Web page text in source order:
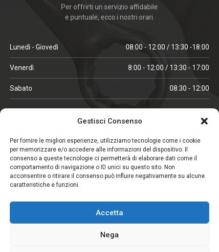
Gestisci Consenso
Per fornire le migliori esperienze, utilizziamo tecnologie come i cookie
per memorizzare e/o accedere alle informazioni del dispositivo. Il
consenso a queste tecnologie ci permetterà di elaborare dati come il
comportamento di navigazione o ID unici su questo sito. Non
acconsentire o ritirare il consenso può influire negativamente su alcune
caratteristiche e funzioni.
Accetta
Nega
Per offrirti un servizio affidabile
e puntuale, ecco i nostri orari.
Lunedì - Giovedì 08:00 - 12:00 / 13:30 -18:00
Venerdì 8:00 - 12:00 / 13:30 - 17:00
Sabato 08:30 - 12:00
ORARI IN ALTA STAGIONE
Lunedì - Venerdì 08:00 - 12:00 / 13:30 -18:00
Sabato 08:00 - 12:00
CHIUSO IL SABATO
(gennaio, febbraio, agosto, settembre)